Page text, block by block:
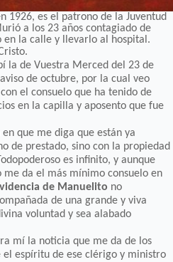
1926, es el patrono de la Juventud
a los 23 años contagiado de
la calle y llevarlo al hospital.
la de Vuestra Merced del 23 de
de octubre, por la cual veo
el consuelo que ha tenido de
en la capilla y aposento que fue
que me diga que están ya
de prestado, sino con la propiedad
es infinito, y aunque
me da el más mínimo consuelo en
de Manuelito no
de una grande y viva
voluntad y sea alabado
mí la noticia que me da de los
el espíritu de ese clérigo y ministro